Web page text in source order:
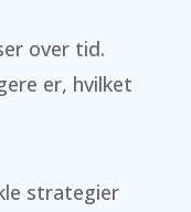
over tid.
er, hvilket
strategier